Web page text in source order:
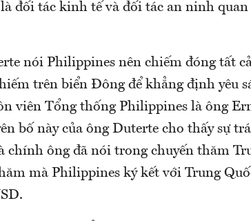
đối tác kinh tế và đối tác an ninh
nói Philippines nên chiếm đóng tất
trên biển Đông để khẳng định yêu
viên Tổng thống Philippines là ông
bố này của ông Duterte cho thấy sự
chính ông đã nói trong chuyến thăm
mà Philippines ký kết với Trung